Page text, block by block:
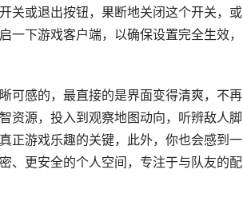
关或退出按钮，果断地关闭这个开关，或
下游戏客户端，以确保设置完全生效，
可感的，最直接的是界面变得清爽，不再
资源，投入到观察地图动向，听辨敌人脚
正游戏乐趣的关键，此外，你也会感到一
、更安全的个人空间，专注于与队友的配